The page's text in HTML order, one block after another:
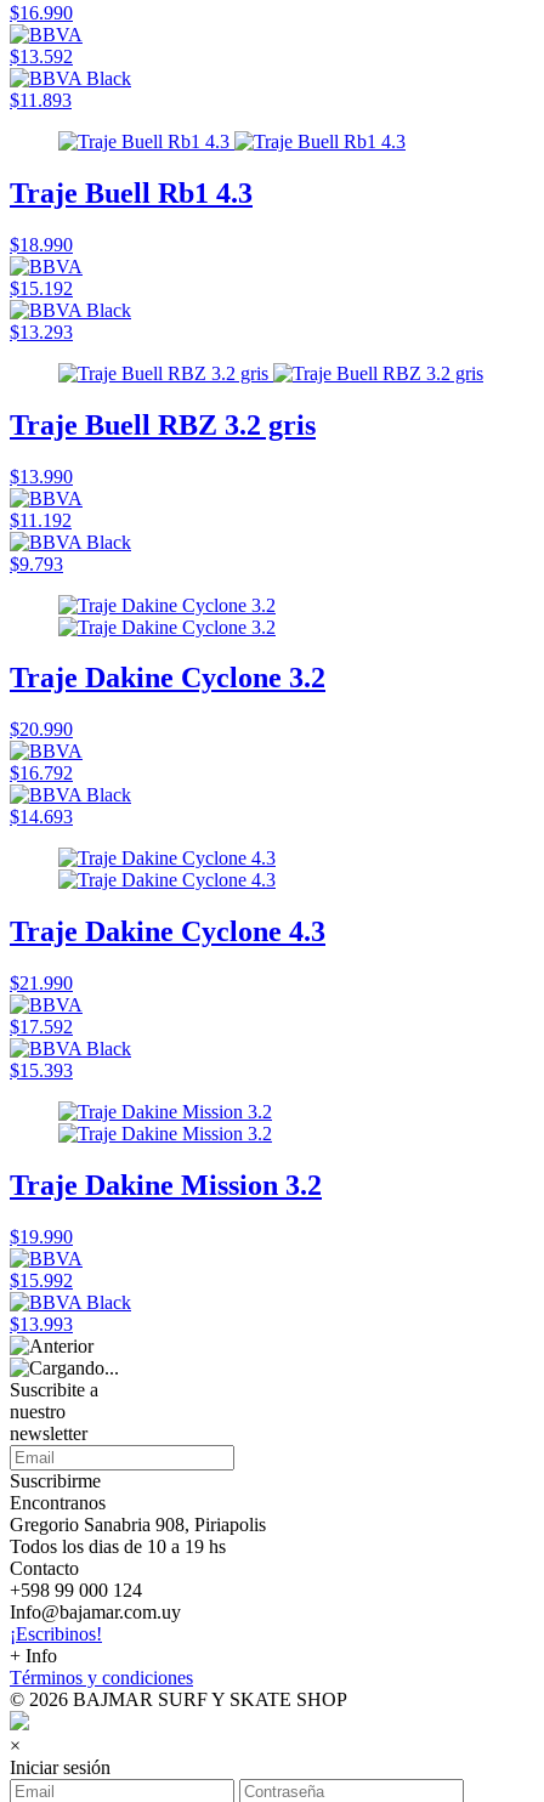
$16.990
$13.592
$11.893
Traje Buell Rb1 4.3
$18.990
$15.192
$13.293
Traje Buell RBZ 3.2 gris
$13.990
$11.192
$9.793
Traje Dakine Cyclone 3.2
$20.990
$16.792
$14.693
Traje Dakine Cyclone 4.3
$21.990
$17.592
$15.393
Traje Dakine Mission 3.2
$19.990
$15.992
$13.993
Suscribite a
nuestro
newsletter
Suscribirme
Encontranos
Gregorio Sanabria 908, Piriapolis
Todos los dias de 10 a 19 hs
Contacto
+598 99 000 124
Info@bajamar.com.uy
¡Escribinos!
+ Info
Términos y condiciones
© 2026 BAJMAR SURF Y SKATE SHOP
×
Iniciar sesión